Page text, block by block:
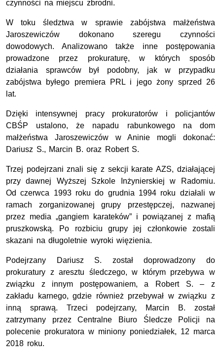
czynności na miejscu zbrodni.
W toku śledztwa w sprawie zabójstwa małżeństwa
Jaroszewiczów dokonano szeregu czynności
dowodowych. Analizowano także inne postępowania
prowadzone przez prokuraturę, w których sposób
działania sprawców był podobny, jak w przypadku
zabójstwa byłego premiera PRL i jego żony sprzed 26
lat.
Dzięki intensywnej pracy prokuratorów i policjantów
CBŚP ustalono, że napadu rabunkowego na dom
małżeństwa Jaroszewiczów w Aninie mogli dokonać:
Dariusz S., Marcin B. oraz Robert S.
Trzej podejrzani znali się z sekcji karate AZS, działającej
przy dawnej Wyższej Szkole Inżynierskiej w Radomiu.
Od czerwca 1993 roku do grudnia 1994 roku działali w
ramach zorganizowanej grupy przestępczej, nazwanej
przez media „gangiem karateków” i powiązanej z mafią
pruszkowską. Po rozbiciu grupy jej członkowie zostali
skazani na długoletnie wyroki więzienia.
Podejrzany Dariusz S. został doprowadzony do
prokuratury z aresztu śledczego, w którym przebywa w
związku z innym postępowaniem, a Robert S. – z
zakładu karnego, gdzie również przebywał w związku z
inną sprawą. Trzeci podejrzany, Marcin B. został
zatrzymany przez Centralne Biuro Śledcze Policji na
polecenie prokuratora w miniony poniedziałek, 12 marca
2018 roku.